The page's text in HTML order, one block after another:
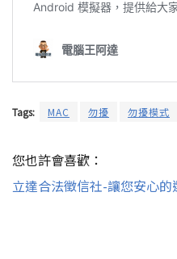
Tags: MAC 勿擾 勿擾模式
您也許會喜歡：
立達合法徵信社-讓您安心的